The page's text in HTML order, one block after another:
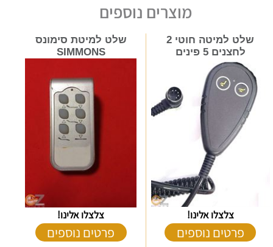
מוצרים נוספים
שלט למיטה חוטי 2
לחצנים 5 פינים
צלצלו אלינו!
פרטים נוספים
שלט למיטת סימונס
SIMMONS
צלצלו אלינו!
פרטים נוספים